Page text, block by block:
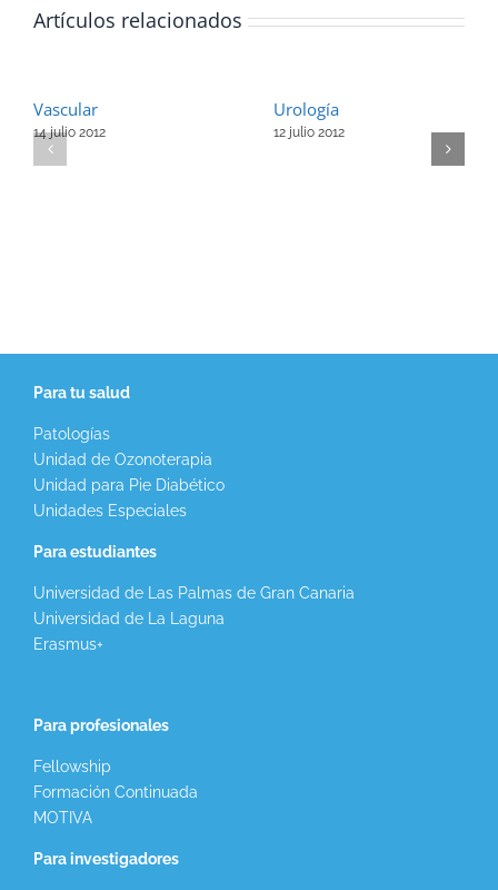
Artículos relacionados
Vascular
14 julio 2012
Urología
12 julio 2012
Para tu salud
Patologías
Unidad de Ozonoterapia
Unidad para Pie Diabético
Unidades Especiales
Para estudiantes
Universidad de Las Palmas de Gran Canaria
Universidad de La Laguna
Erasmus+
Para profesionales
Fellowship
Formación Continuada
MOTIVA
Para investigadores